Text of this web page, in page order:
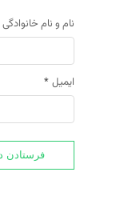
نام و نام خانوادگی
ایمیل *